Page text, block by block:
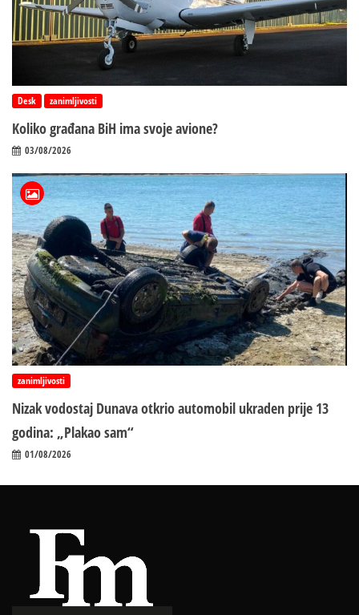
Desk zanimljivosti
Koliko građana BiH ima svoje avione?
03/08/2026
zanimljivosti
Nizak vodostaj Dunava otkrio automobil ukraden prije 13
godina: „Plakao sam“
01/08/2026